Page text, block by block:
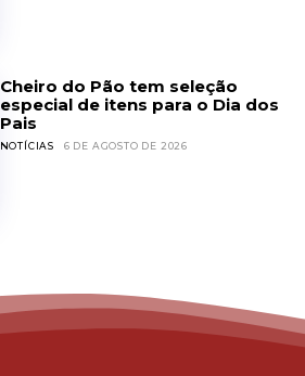
Cheiro do Pão tem seleção
especial de itens para o Dia dos
Pais
NOTÍCIAS 6 DE AGOSTO DE 2026